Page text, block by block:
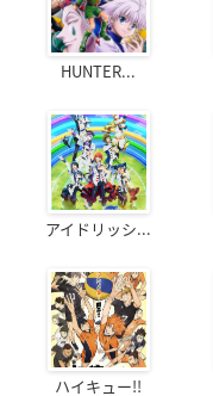
HUNTER...
アイドリッシ...
ハイキュー!!